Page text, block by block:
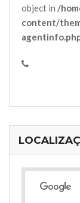
object in /
content/